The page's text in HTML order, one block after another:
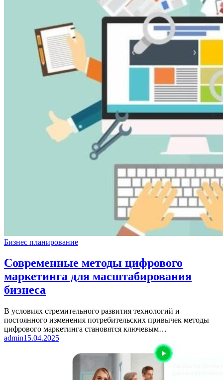
Бизнес планирование
Современные методы цифрового
маркетинга для масштабирования
бизнеса
В условиях стремительного развития технологий и
постоянного изменения потребительских привычек методы
цифрового маркетинга становятся ключевым…
admin15.04.2025